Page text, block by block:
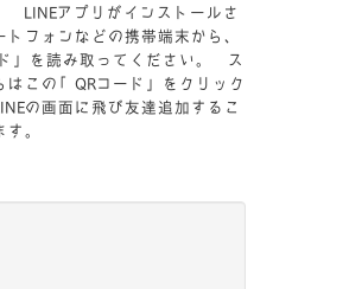
LINEアプリがインストールさ
トフォンなどの携帯端末から、
」を読み取ってください。 ス
はこの「QRコード」をクリック
の画面に飛び友達追加するこ
す。